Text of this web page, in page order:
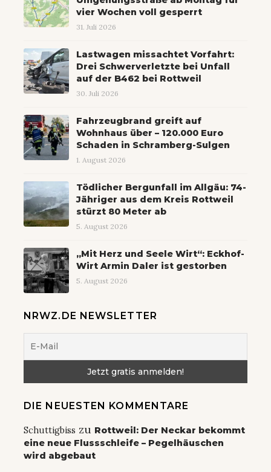
vier Wochen voll gesperrt
31. Juli 2026
Lastwagen missachtet Vorfahrt:
Drei Schwerverletzte bei Unfall
auf der B462 bei Rottweil
30. Juli 2026
Fahrzeugbrand greift auf
Wohnhaus über – 120.000 Euro
Schaden in Schramberg-Sulgen
1. August 2026
Tödlicher Bergunfall im Allgäu: 74-
Jähriger aus dem Kreis Rottweil
stürzt 80 Meter ab
5. August 2026
„Mit Herz und Seele Wirt“: Eckhof-
Wirt Armin Daler ist gestorben
5. August 2026
NRWZ.DE NEWSLETTER
DIE NEUESTEN KOMMENTARE
Schuttigbiss zu Rottweil: Der Neckar bekommt
eine neue Flussschleife – Pegelhäuschen
wird abgebaut